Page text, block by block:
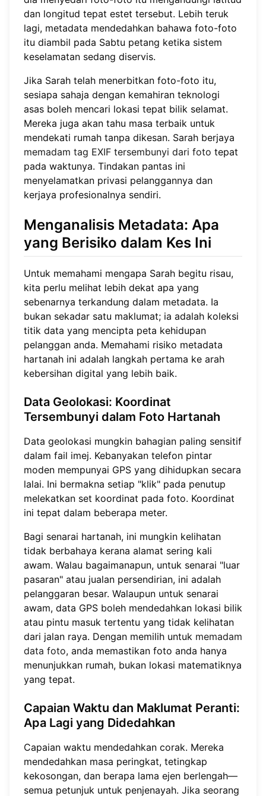
dan longitud tepat estet tersebut. Lebih teruk
lagi, metadata mendedahkan bahawa foto-foto
itu diambil pada Sabtu petang ketika sistem
keselamatan sedang diservis.
Jika Sarah telah menerbitkan foto-foto itu,
sesiapa sahaja dengan kemahiran teknologi
asas boleh mencari lokasi tepat bilik selamat.
Mereka juga akan tahu masa terbaik untuk
mendekati rumah tanpa dikesan. Sarah berjaya
memadam tag EXIF tersembunyi dari foto tepat
pada waktunya. Tindakan pantas ini
menyelamatkan privasi pelanggannya dan
kerjaya profesionalnya sendiri.
Menganalisis Metadata: Apa
yang Berisiko dalam Kes Ini
Untuk memahami mengapa Sarah begitu risau,
kita perlu melihat lebih dekat apa yang
sebenarnya terkandung dalam metadata. Ia
bukan sekadar satu maklumat; ia adalah koleksi
titik data yang mencipta peta kehidupan
pelanggan anda. Memahami risiko metadata
hartanah ini adalah langkah pertama ke arah
kebersihan digital yang lebih baik.
Data Geolokasi: Koordinat
Tersembunyi dalam Foto Hartanah
Data geolokasi mungkin bahagian paling sensitif
dalam fail imej. Kebanyakan telefon pintar
moden mempunyai GPS yang dihidupkan secara
lalai. Ini bermakna setiap "klik" pada penutup
melekatkan set koordinat pada foto. Koordinat
ini tepat dalam beberapa meter.
Bagi senarai hartanah, ini mungkin kelihatan
tidak berbahaya kerana alamat sering kali
awam. Walau bagaimanapun, untuk senarai "luar
pasaran" atau jualan persendirian, ini adalah
pelanggaran besar. Walaupun untuk senarai
awam, data GPS boleh mendedahkan lokasi bilik
atau pintu masuk tertentu yang tidak kelihatan
dari jalan raya. Dengan memilih untuk memadam
data foto, anda memastikan foto anda hanya
menunjukkan rumah, bukan lokasi matematiknya
yang tepat.
Capaian Waktu dan Maklumat Peranti:
Apa Lagi yang Didedahkan
Capaian waktu mendedahkan corak. Mereka
mendedahkan masa peringkat, tetingkap
kekosongan, dan berapa lama ejen berlengah—
semua petunjuk untuk penjenayah. Jika seorang